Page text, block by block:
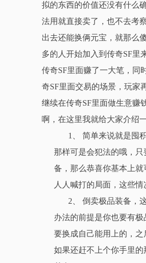
拟的东西的价值还没有什么
法用就直接卖了，也不去考
出去还能换俩元宝，就那么
多的人开始加入到传奇SF里
传奇SF里面赚了一大笔，同
奇SF里面交易的场景，玩家
继续在传奇SF里面做生意赚
啊，在这里我就给大家介绍
1、 简单来说就是囤
那样可是会犯法的哦，
备，那么恭喜你基本上
人人喊打的局面，这些
2、 倒卖极品装备，
办法的前提是你也要有
要换成自己能用上的，
如果还赶不上个你手里